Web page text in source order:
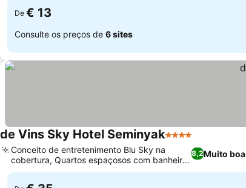
De € 13
Consulte os preços de 6 sites
de Vins Sky Hotel Seminyak4 Estrelas
8,2Muito boa
Conceito de entretenimento Blu Sky na
cobertura, Quartos espaçosos com banheira
de hidromassagem